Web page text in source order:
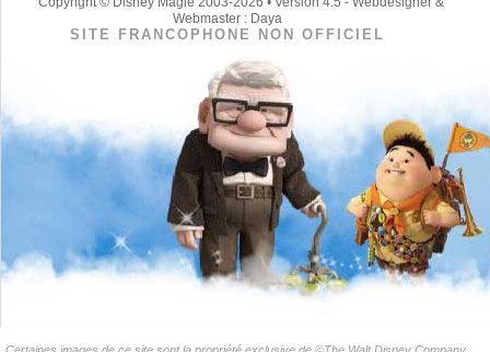
Webmaster : Daya
SITE FRANCOPHONE NON OFFICIEL
Certaines images de ce site sont la propriété exclusive de ©The Walt Disney Company